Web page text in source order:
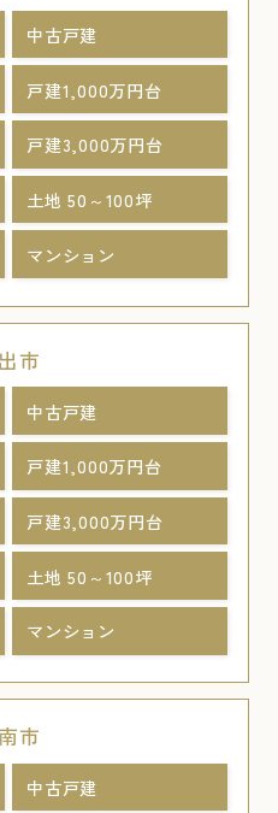
中古戸建
戸建1,000万円台
戸建3,000万円台
土地 50～100坪
マンション
市
中古戸建
戸建1,000万円台
戸建3,000万円台
土地 50～100坪
マンション
市
中古戸建